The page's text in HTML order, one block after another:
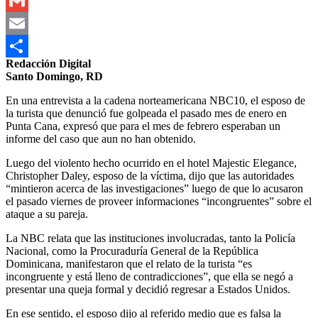
Gmail
Email
Compartir
Redacción Digital
Santo Domingo, RD
En una entrevista a la cadena norteamericana NBC10, el esposo de
la turista que denunció fue golpeada el pasado mes de enero en
Punta Cana, expresó que para el mes de febrero esperaban un
informe del caso que aun no han obtenido.
Luego del violento hecho ocurrido en el hotel Majestic Elegance,
Christopher Daley, esposo de la víctima, dijo que las autoridades
“mintieron acerca de las investigaciones” luego de que lo acusaron
el pasado viernes de proveer informaciones “incongruentes” sobre el
ataque a su pareja.
La NBC relata que las instituciones involucradas, tanto la Policía
Nacional, como la Procuraduría General de la República
Dominicana, manifestaron que el relato de la turista “es
incongruente y está lleno de contradicciones”, que ella se negó a
presentar una queja formal y decidió regresar a Estados Unidos.
En ese sentido, el esposo dijo al referido medio que es falsa la